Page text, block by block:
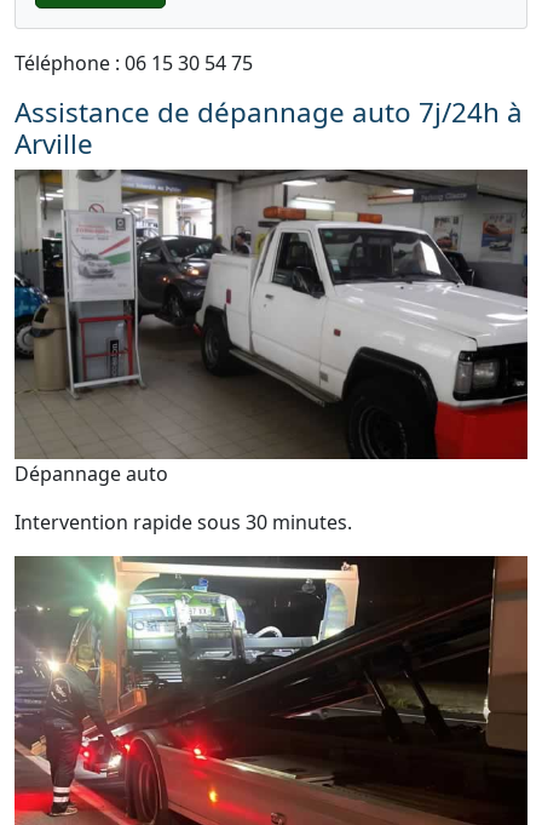
Téléphone : 06 15 30 54 75
Assistance de dépannage auto 7j/24h à
Arville
Dépannage auto
Intervention rapide sous 30 minutes.